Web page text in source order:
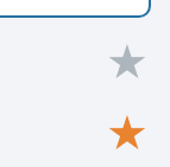
★
★